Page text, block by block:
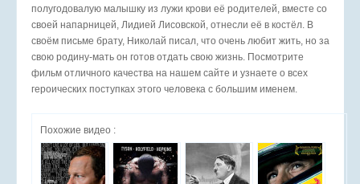
полугодовалую малышку из лужи крови её родителей, вместе со
своей напарницей, Лидией Лисовской, отнесли её в костёл. В
своём письме брату, Николай писал, что очень любит жить, но за
свою родину-мать он готов отдать свою жизнь. Посмотрите
фильм отличного качества на нашем сайте и узнаете о всех
героических поступках этого человека с большим именем.
Похожие видео :